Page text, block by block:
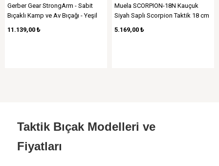
Gerber Gear StrongArm - Sabit
Bıçaklı Kamp ve Av Bıçağı - Yeşil
11.139,00 ₺
Muela SCORPION-18N Kauçuk
Siyah Saplı Scorpion Taktik 18 cm
5.169,00 ₺
Taktik Bıçak Modelleri ve
Fiyatları